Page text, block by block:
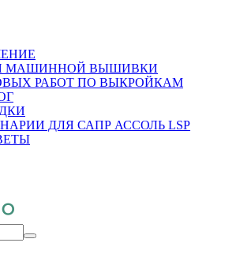
МАШИННОЙ ВЫШИВКИ
РАБОТ ПО ВЫКРОЙКАМ
ДЛЯ САПР АССОЛЬ LSP